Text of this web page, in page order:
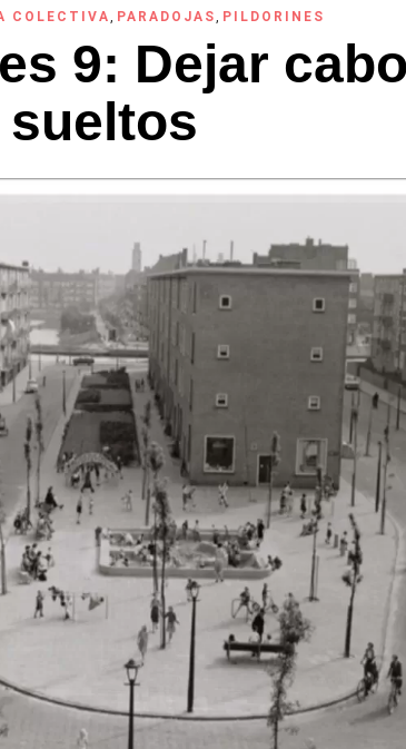
COLECTIVA, PARADOJAS, PILDORINES
9: Dejar
sueltos